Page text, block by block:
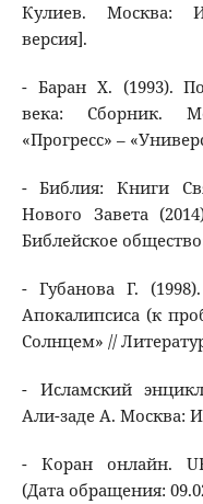
Кулиев. Москва:
версия].
- Баран Х. (1993).
века: Сборник.
«Прогресс» –
- Библия: Книги
Нового Завета
Библейское
- Губанова Г.
Апокалипсиса (к
Солнцем» //
- Исламский
Али-заде А. Москва:
- Коран онлайн.
(Дата обращения: